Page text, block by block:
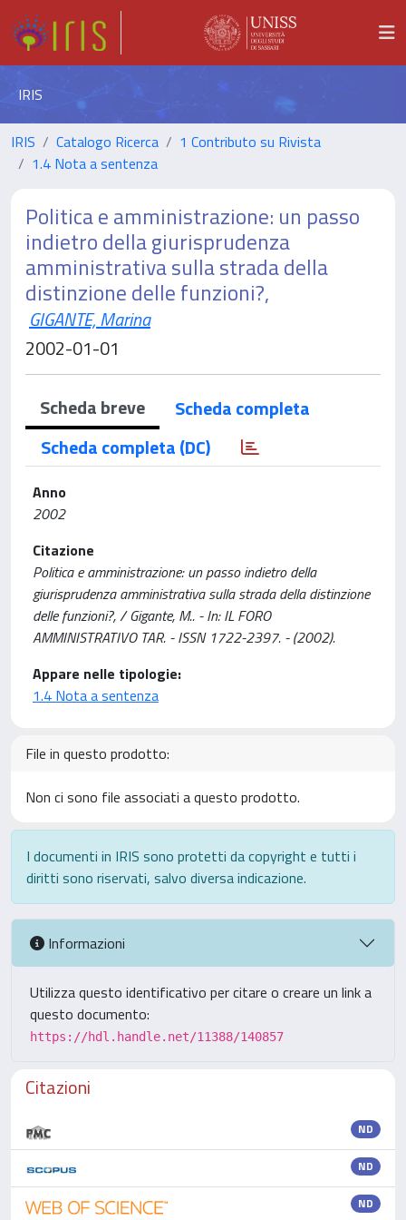
IRIS
IRIS Catalogo Ricerca
1 Contributo su Rivista
1.4 Nota a sentenza
Politica e amministrazione: un passo
indietro della giurisprudenza
amministrativa sulla strada della
distinzione delle funzioni?,
GIGANTE, Marina
2002-01-01
Scheda breve
Scheda completa
Scheda completa (DC)
Anno
2002
Citazione
Politica e amministrazione: un passo indietro della
giurisprudenza amministrativa sulla strada della distinzione
delle funzioni?, / Gigante, M.. - In: IL FORO
AMMINISTRATIVO TAR. - ISSN 1722-2397. - (2002).
Appare nelle tipologie:
1.4 Nota a sentenza
File in questo prodotto:
Non ci sono file associati a questo prodotto.
I documenti in IRIS sono protetti da copyright e tutti i
diritti sono riservati, salvo diversa indicazione.
Informazioni
Utilizza questo identificativo per citare o creare un link a
questo documento:
https://hdl.handle.net/11388/140857
Citazioni
ND
ND
ND